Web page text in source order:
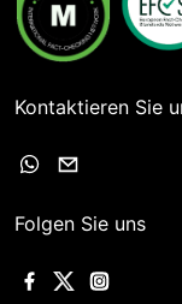
Kontaktieren Sie
Folgen Sie uns